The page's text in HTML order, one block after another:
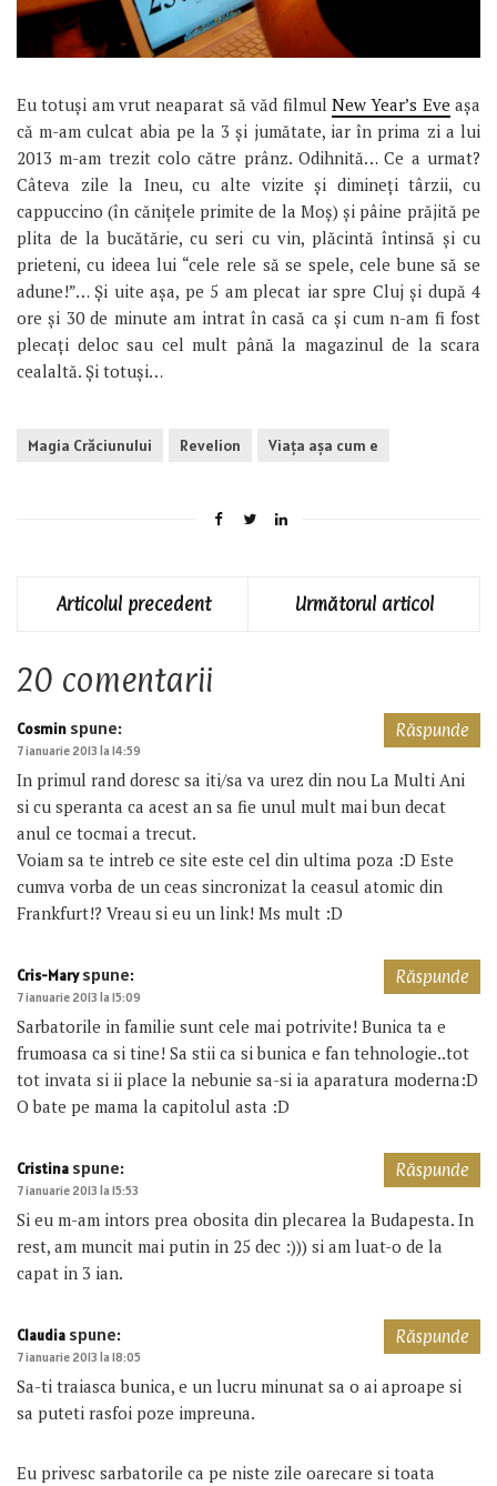
Eu totuși am vrut neaparat să văd filmul New Year’s Eve așa
că m-am culcat abia pe la 3 și jumătate, iar în prima zi a lui
2013 m-am trezit colo către prânz. Odihnită… Ce a urmat?
Câteva zile la Ineu, cu alte vizite și dimineți târzii, cu
cappuccino (în cănițele primite de la Moș) și pâine prăjită pe
plita de la bucătărie, cu seri cu vin, plăcintă întinsă și cu
prieteni, cu ideea lui “cele rele să se spele, cele bune să se
adune!”… Și uite așa, pe 5 am plecat iar spre Cluj și după 4
ore și 30 de minute am intrat în casă ca și cum n-am fi fost
plecați deloc sau cel mult până la magazinul de la scara
cealaltă. Și totuși…
Magia Crăciunului Revelion Viaţa aşa cum e
Articolul precedent Următorul articol
20 comentarii
Cosmin spune:
7 ianuarie 2013 la 14:59
In primul rand doresc sa iti/sa va urez din nou La Multi Ani
si cu speranta ca acest an sa fie unul mult mai bun decat
anul ce tocmai a trecut.
Voiam sa te intreb ce site este cel din ultima poza :D Este
cumva vorba de un ceas sincronizat la ceasul atomic din
Frankfurt!? Vreau si eu un link! Ms mult :D
Răspunde
Cris-Mary spune:
7 ianuarie 2013 la 15:09
Sarbatorile in familie sunt cele mai potrivite! Bunica ta e
frumoasa ca si tine! Sa stii ca si bunica e fan tehnologie..tot
tot invata si ii place la nebunie sa-si ia aparatura moderna:D
O bate pe mama la capitolul asta :D
Răspunde
Cristina spune:
7 ianuarie 2013 la 15:53
Si eu m-am intors prea obosita din plecarea la Budapesta. In
rest, am muncit mai putin in 25 dec :))) si am luat-o de la
capat in 3 ian.
Răspunde
Claudia spune:
7 ianuarie 2013 la 18:05
Sa-ti traiasca bunica, e un lucru minunat sa o ai aproape si
sa puteti rasfoi poze impreuna.
Eu privesc sarbatorile ca pe niste zile oarecare si toata
Răspunde